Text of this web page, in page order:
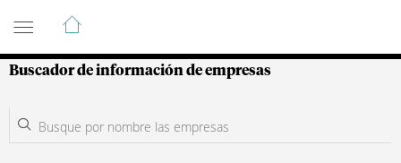
Guía de Empresas Colombianas
Buscador de información de empresas